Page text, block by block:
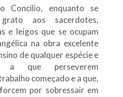
Concílio, enquanto se
aos sacerdotes,
e leigos que se ocupam
na obra excelente
de qualquer espécie e
a que perseverem
começado e a que,
por sobressair em